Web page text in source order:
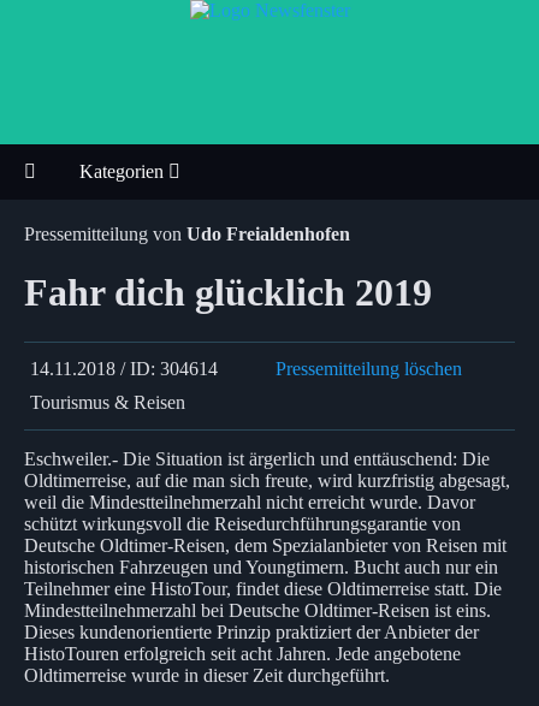
Kategorien
Pressemitteilung von Udo Freialdenhofen
Fahr dich glücklich 2019
14.11.2018 / ID: 304614
Pressemitteilung löschen
Tourismus & Reisen
Eschweiler.- Die Situation ist ärgerlich und enttäuschend: Die
Oldtimerreise, auf die man sich freute, wird kurzfristig abgesagt,
weil die Mindestteilnehmerzahl nicht erreicht wurde. Davor
schützt wirkungsvoll die Reisedurchführungsgarantie von
Deutsche Oldtimer-Reisen, dem Spezialanbieter von Reisen mit
historischen Fahrzeugen und Youngtimern. Bucht auch nur ein
Teilnehmer eine HistoTour, findet diese Oldtimerreise statt. Die
Mindestteilnehmerzahl bei Deutsche Oldtimer-Reisen ist eins.
Dieses kundenorientierte Prinzip praktiziert der Anbieter der
HistoTouren erfolgreich seit acht Jahren. Jede angebotene
Oldtimerreise wurde in dieser Zeit durchgeführt.